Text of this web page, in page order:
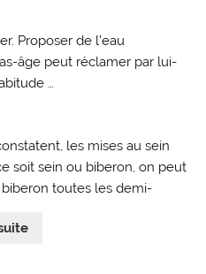
Proposer de l’eau
âge peut réclamer par lui-
…
les mises au sein
soit sein ou biberon, on peut
biberon toutes les demi-